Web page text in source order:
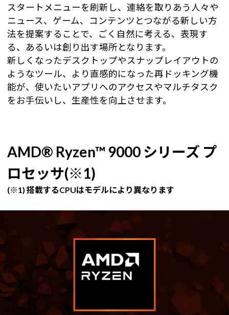
スタートメニューを刷新し、連絡を取りあう人々や
ニュース、ゲーム、コンテンツとつながる新しい方
法を提案することで、ごく自然に考える、表現す
る、あるいは創り出す場所となります。
新しくなったデスクトップやスナップレイアウトの
ようなツール、より直感的になった再ドッキング機
能が、使いたいアプリへのアクセスやマルチタスク
をお手伝いし、生産性を向上させます。
AMD® Ryzen™ 9000 シリーズ プ
ロセッサ(※1)
(※1) 搭載するCPUはモデルにより異なります